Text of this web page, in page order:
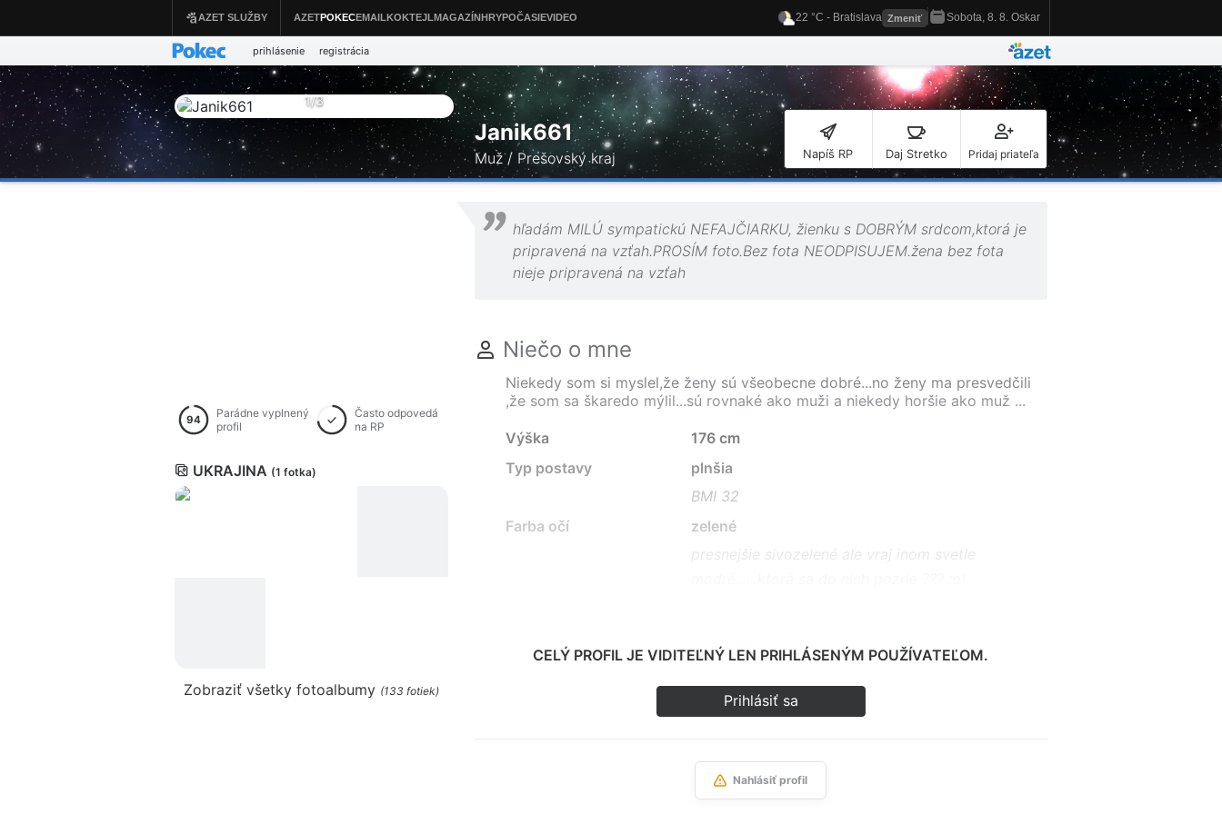
1/3
Janik661
Muž / Prešovský kraj Napíš RP Daj Stretko Pridaj priateľa
94
Parádne vyplnený
profil
Často odpovedá
na RP
UKRAJINA (1 fotka)
Zobraziť všetky fotoalbumy (133 fotiek)
hľadám MILÚ sympatickú NEFAJČIARKU, žienku s DOBRÝM srdcom,ktorá je
pripravená na vzťah.PROSÍM foto.Bez fota NEODPISUJEM.žena bez fota
nieje pripravená na vzťah
Niečo o mne
Niekedy som si myslel,že ženy sú všeobecne dobré...no ženy ma presvedčili
,že som sa škaredo mýlil...sú rovnaké ako muži a niekedy horšie ako muž ...
Výška
176 cm
Typ postavy
plnšia
BMI 32
Farba očí
zelené
presnejšie sivozelené ale vraj inom svetle
CELÝ PROFIL JE VIDITEĽNÝ LEN PRIHLÁSENÝM POUŽÍVATEĽOM.
Prihlásiť sa
Nahlásiť profil
prihlásenie registrácia